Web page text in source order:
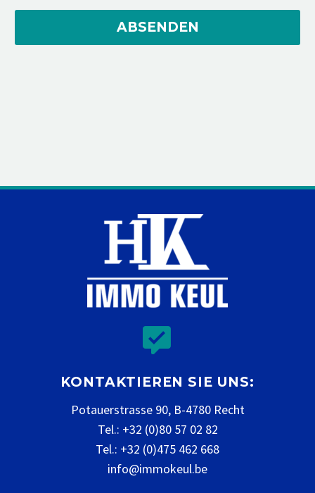


KONTAKTIEREN SIE UNS:
Potauerstrasse 90, B-4780 Recht
Tel.: +32 (0)80 57 02 82
Tel.: +32 (0)475 462 668
info@immokeul.be